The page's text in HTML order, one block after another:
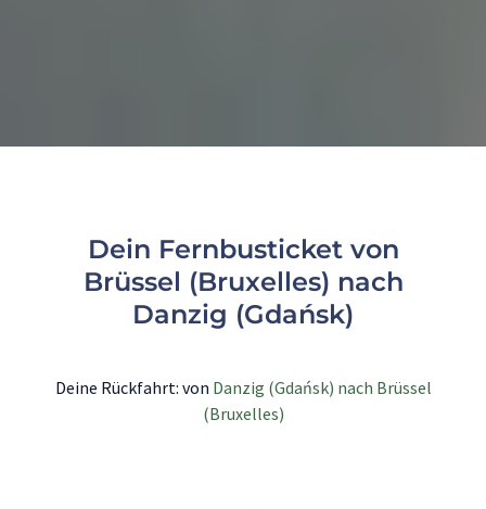
Dein Fernbusticket von
Brüssel (Bruxelles) nach
Danzig (Gdańsk)
Deine Rückfahrt: von Danzig (Gdańsk) nach Brüssel
(Bruxelles)